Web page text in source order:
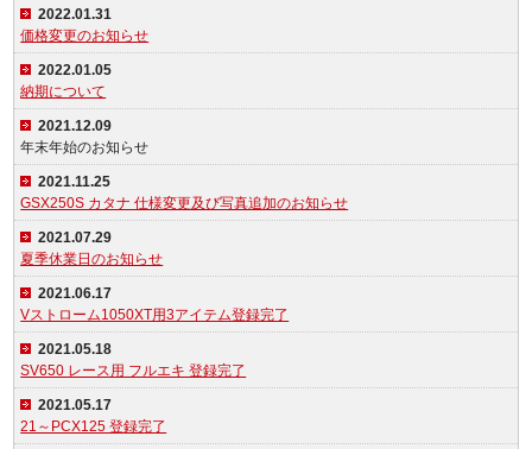
2022.01.31
価格変更のお知らせ
2022.01.05
納期について
2021.12.09
年末年始のお知らせ
2021.11.25
GSX250S カタナ 仕様変更及び写真追加のお知らせ
2021.07.29
夏季休業日のお知らせ
2021.06.17
Vストローム1050XT用3アイテム登録完了
2021.05.18
SV650 レース用 フルエキ 登録完了
2021.05.17
21～PCX125 登録完了